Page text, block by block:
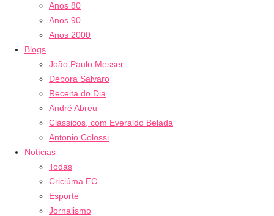
Anos 80
Anos 90
Anos 2000
Blogs
João Paulo Messer
Débora Salvaro
Receita do Dia
André Abreu
Clássicos, com Everaldo Belada
Antonio Colossi
Notícias
Todas
Criciúma EC
Esporte
Jornalismo